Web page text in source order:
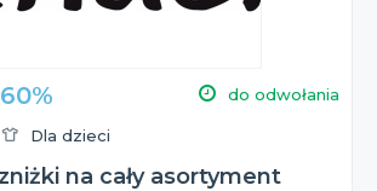
do odwołania
Dla dzieci
na cały asortyment